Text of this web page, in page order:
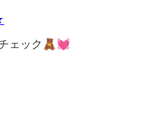
ェック🧸💓